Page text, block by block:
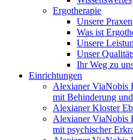
Ergotherapie
Unsere Praxen
Was ist
Unsere
Unser
Ihr Weg zu
Einrichtungen
Alexianer ViaNobis
mit Behinderung
Alexianer Kloster
Alexianer ViaNobis
mit psychischer